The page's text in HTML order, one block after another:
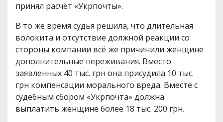
принял расчёт «Укрпочты».
В то же время судья решила, что длительная
волокита и отсутствие должной реакции со
стороны компании всё же причинили женщине
дополнительные переживания. Вместо
заявленных 40 тыс. грн она присудила 10 тыс.
грн компенсации морального вреда. Вместе с
судебным сбором «Укрпочта» должна
выплатить женщине более 18 тыс. 200 грн.